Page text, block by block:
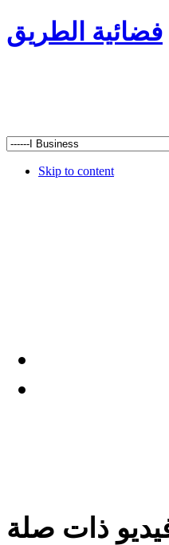
فضائية الطريق
Skip to content
ذات صلة